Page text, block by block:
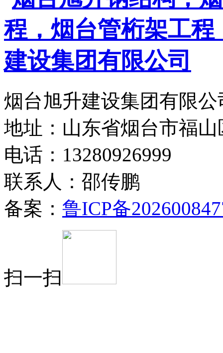
烟台旭升建设集团有限
地址：山东省烟台市福
电话：13280926999
联系人：邵传鹏
备案： 鲁ICP备
扫一扫